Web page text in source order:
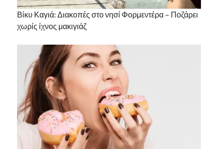
Βίκυ Καγιά: Διακοπές στο νησί Φορμεντέρα – Ποζάρει
χωρίς ίχνος μακιγιάζ